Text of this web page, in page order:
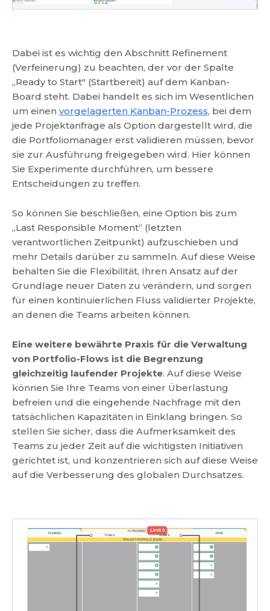
Dabei ist es wichtig den Abschnitt Refinement
(Verfeinerung) zu beachten, der vor der Spalte
„Ready to Start" (Startbereit) auf dem Kanban-
Board steht. Dabei handelt es sich im Wesentlichen
um einen vorgelagerten Kanban-Prozess, bei dem
jede Projektanfrage als Option dargestellt wird, die
die Portfoliomanager erst validieren müssen, bevor
sie zur Ausführung freigegeben wird. Hier können
Sie Experimente durchführen, um bessere
Entscheidungen zu treffen.
So können Sie beschließen, eine Option bis zum
„Last Responsible Moment“ (letzten
verantwortlichen Zeitpunkt) aufzuschieben und
mehr Details darüber zu sammeln. Auf diese Weise
behalten Sie die Flexibilität, Ihren Ansatz auf der
Grundlage neuer Daten zu verändern, und sorgen
für einen kontinuierlichen Fluss validierter Projekte,
an denen die Teams arbeiten können.
Eine weitere bewährte Praxis für die Verwaltung
von Portfolio-Flows ist die Begrenzung
gleichzeitig laufender Projekte. Auf diese Weise
können Sie Ihre Teams von einer Überlastung
befreien und die eingehende Nachfrage mit den
tatsächlichen Kapazitäten in Einklang bringen. So
stellen Sie sicher, dass die Aufmerksamkeit des
Teams zu jeder Zeit auf die wichtigsten Initiativen
gerichtet ist, und konzentrieren sich auf diese Weise
auf die Verbesserung des globalen Durchsatzes.